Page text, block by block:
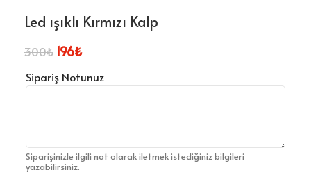
Led ışıklı Kırmızı Kalp
300₺ 196₺
Sipariş Notunuz
Siparişinizle ilgili not olarak iletmek istediğiniz bilgileri
yazabilirsiniz.